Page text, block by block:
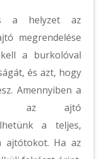
a helyzet az
megrendelése
a burkolóval
és azt, hogy
Amennyiben a
az ajtó
a teljes,
ajtótokot. Ha az